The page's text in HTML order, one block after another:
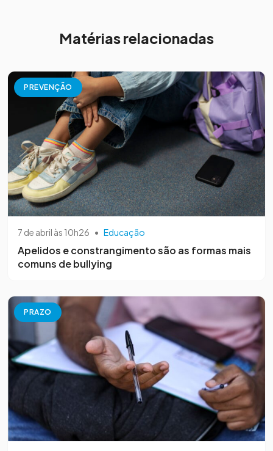
Matérias relacionadas
PREVENÇÃO
7 de abril às 10h26 • Educação
Apelidos e constrangimento são as formas mais
comuns de bullying
PRAZO